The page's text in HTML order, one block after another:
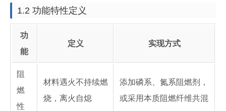
1.2 功能特性定义
功
能
定义 实现方式
阻
燃
性
材料遇火不持续燃
烧，离火自熄
添加磷系、氮系阻燃剂，
或采用本质阻燃纤维共混